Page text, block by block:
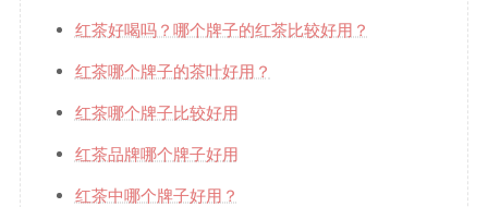
红茶好喝吗？哪个牌子的红茶比较好用？
红茶哪个牌子的茶叶好用？
红茶哪个牌子比较好用
红茶品牌哪个牌子好用
红茶中哪个牌子好用？